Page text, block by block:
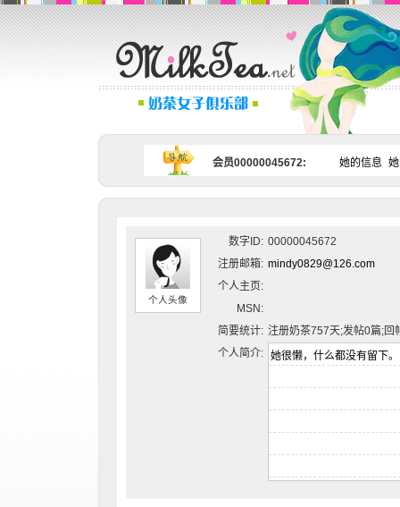
会员00000045672: 她的信息
个人头像
数字ID: 00000045672
注册邮箱: mindy0829@126.com
个人主页:
MSN:
简要统计: 注册奶茶757天;发帖0篇;回
个人简介: